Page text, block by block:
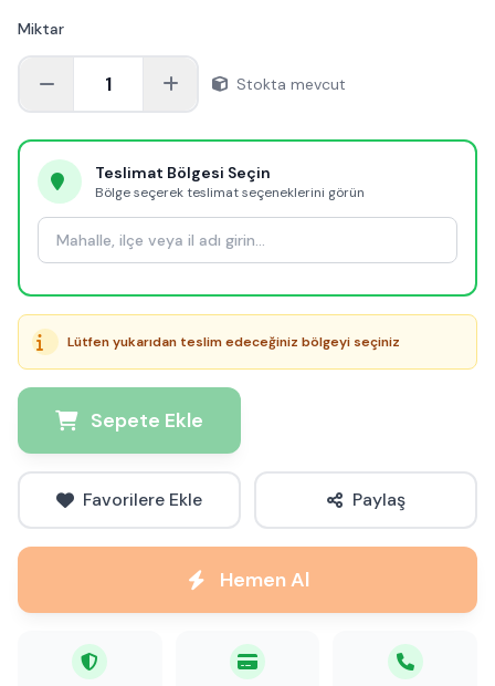
Miktar
1 Stokta mevcut
Teslimat Bölgesi Seçin
Bölge seçerek teslimat seçeneklerini görün
Lütfen yukarıdan teslim edeceğiniz bölgeyi seçiniz
Sepete Ekle
Favorilere Ekle Paylaş
Hemen Al